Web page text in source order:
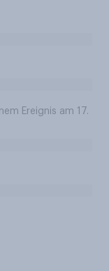
Ereignis am 17.